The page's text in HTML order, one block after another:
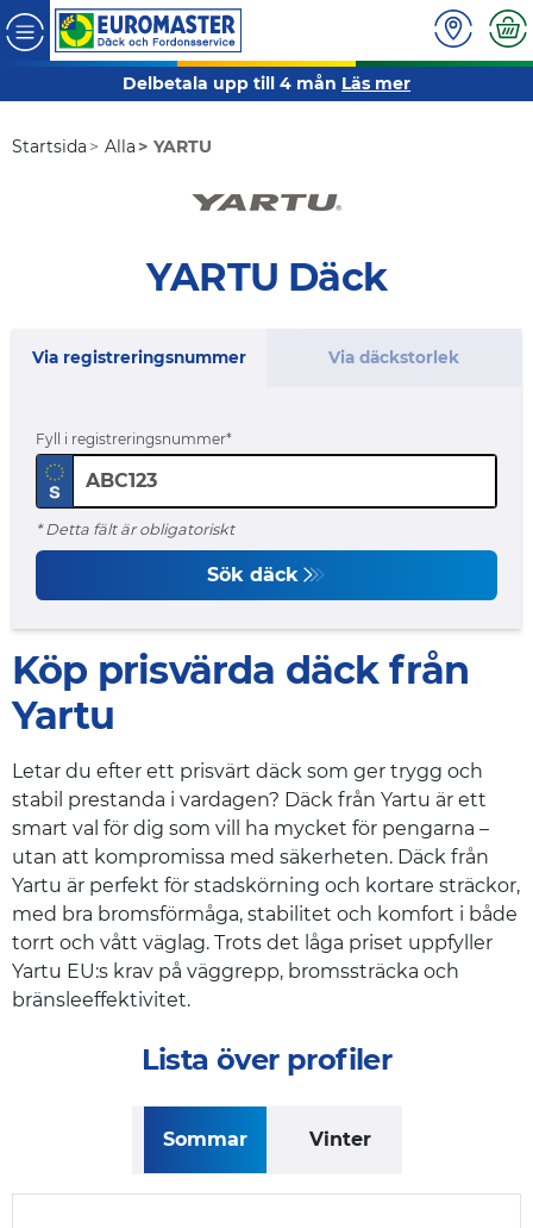
Delbetala upp till 4 mån Läs mer
Startsida Alla YARTU
YARTU Däck
Via registreringsnummer Via däckstorlek
Fyll i registreringsnummer
* Detta fält är obligatoriskt
Sök däck
Köp prisvärda däck från
Yartu
Letar du efter ett prisvärt däck som ger trygg och
stabil prestanda i vardagen? Däck från Yartu är ett
smart val för dig som vill ha mycket för pengarna –
utan att kompromissa med säkerheten. Däck från
Yartu är perfekt för stadskörning och kortare sträckor,
med bra bromsförmåga, stabilitet och komfort i både
torrt och vått väglag. Trots det låga priset uppfyller
Yartu EU:s krav på väggrepp, bromssträcka och
bränsleeffektivitet.
Lista över profiler
Sommar Vinter